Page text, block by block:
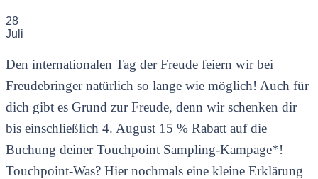
28
Juli
Den internationalen Tag der Freude feiern wir bei
Freudebringer natürlich so lange wie möglich! Auch für
dich gibt es Grund zur Freude, denn wir schenken dir
bis einschließlich 4. August 15 % Rabatt auf die
Buchung deiner Touchpoint Sampling-Kampage*!
Touchpoint-Was? Hier nochmals eine kleine Erklärung